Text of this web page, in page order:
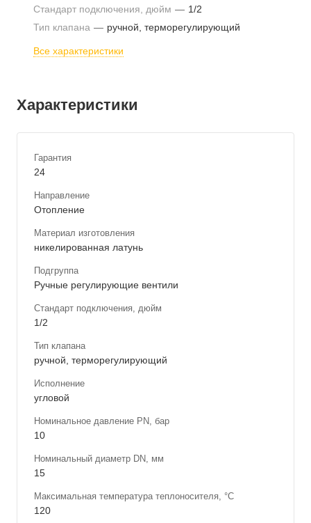
Стандарт подключения, дюйм — 1/2
Тип клапана — ручной, терморегулирующий
Все характеристики
Характеристики
Гарантия
24
Направление
Отопление
Материал изготовления
никелированная латунь
Подгруппа
Ручные регулирующие вентили
Стандарт подключения, дюйм
1/2
Тип клапана
ручной, терморегулирующий
Исполнение
угловой
Номинальное давление PN, бар
10
Номинальный диаметр DN, мм
15
Максимальная температура теплоносителя, °С
120